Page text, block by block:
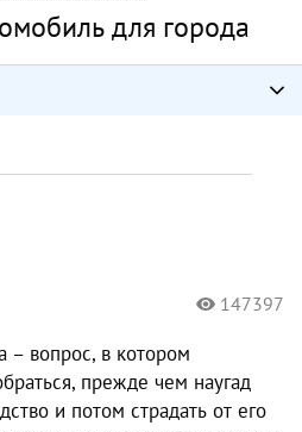
для города
147397
– вопрос, в котором
прежде чем наугад
и потом страдать от его